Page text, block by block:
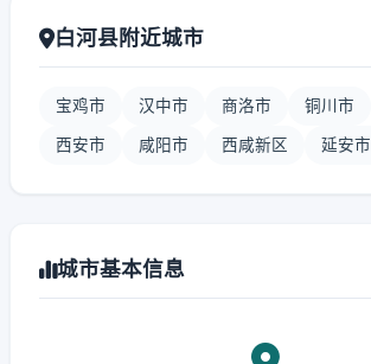
白河县附近城市
宝鸡市 汉中市 商洛市 铜川市
西安市 咸阳市 西咸新区 延安市
城市基本信息